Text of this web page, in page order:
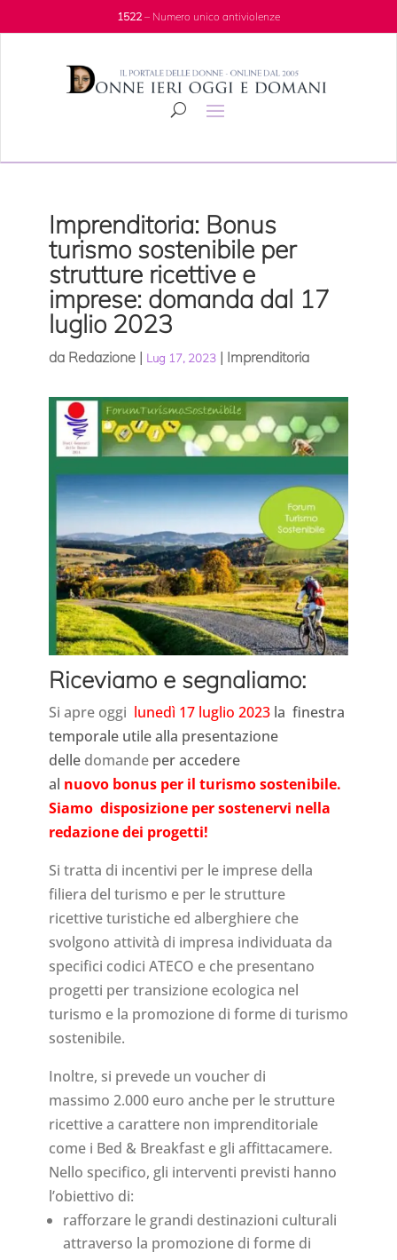
1522– Numero unico antiviolenze
Imprenditoria: Bonus
turismo sostenibile per
strutture ricettive e
imprese: domanda dal 17
luglio 2023
da Redazione| Lug 17, 2023| Imprenditoria
Riceviamo e segnaliamo:
Si apre oggi lunedì 17 luglio 2023la finestra
temporale utile alla presentazione
delle domandeper accedere
al nuovo bonus per il turismo sostenibile.
Siamo disposizione per sostenervi nella
redazione dei progetti!
Si tratta di incentivi per le imprese della
filiera del turismo e per le strutture
ricettive turistiche ed alberghiere che
svolgono attività di impresa individuata da
specifici codici ATECO e che presentano
progetti per transizione ecologica nel
turismo e la promozione di forme di turismo
sostenibile.
Inoltre, si prevede un voucher di
massimo 2.000 euro anche per le strutture
ricettive a carattere non imprenditoriale
come i Bed & Breakfast e gli affittacamere.
Nello specifico, gli interventi previsti hanno
l’obiettivo di:
rafforzare le grandi destinazioni culturali
attraverso la promozione di forme di